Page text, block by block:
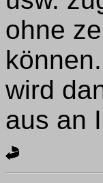
ohne
wird
aus an